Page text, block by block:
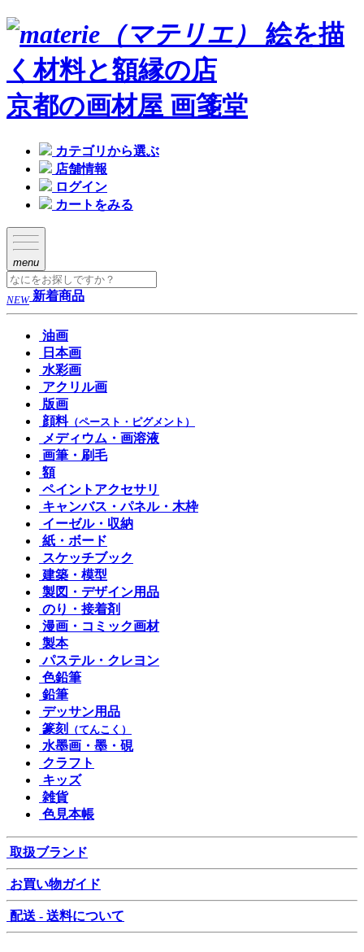
絵を描
く材料と額縁の店
京都の画材屋 画箋堂
カテゴリから選ぶ
店舗情報
ログイン
カートをみる
menu
NEW 新着商品
油画
日本画
水彩画
アクリル画
版画
顔料（ペースト・ピグメント）
メディウム・画溶液
画筆・刷毛
額
ペイントアクセサリ
キャンバス・パネル・木枠
イーゼル・収納
紙・ボード
スケッチブック
建築・模型
製図・デザイン用品
のり・接着剤
漫画・コミック画材
製本
パステル・クレヨン
色鉛筆
鉛筆
デッサン用品
篆刻
（てんこく）
水墨画・墨・硯
クラフト
キッズ
雑貨
色見本帳
取扱ブランド
お買い物ガイド
配送 - 送料について